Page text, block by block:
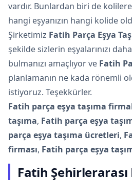
vardır. Bunlardan biri de
hangi eşyanızın hangi kolide
Şirketimiz Fatih Parça Eşya
şekilde sizlerin eşyalarınızı
bulmanızı amaçlıyor ve Fatih
planlamanın ne kada rönemli
istiyoruz. Teşekkürler.
Fatih parça eşya taşıma
taşıma, Fatih parça eşya
parça eşya taşıma ücretleri,
firması, Fatih parça eşya
Fatih